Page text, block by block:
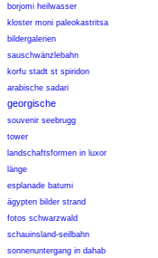
borjomi heilwasser
kloster moni paleokastritsa
bildergalerien
sauschwänzlebahn
korfu stadt st spiridon
arabische sadari
georgische
souvenir seebrugg
tower
landschaftsformen in luxor
länge
esplanade batumi
ägypten bilder strand
fotos schwarzwald
schauinsland-seilbahn
sonnenuntergang in dahab